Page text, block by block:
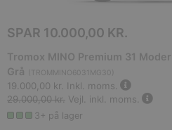
SPAR 10.000,00 KR.
Tromox MINO Premium 31
Grå
TROMMINO6031MG30
19.000,00 kr. Inkl. moms.
29.000,00 kr. Vejl. inkl. moms.
3+ på lager